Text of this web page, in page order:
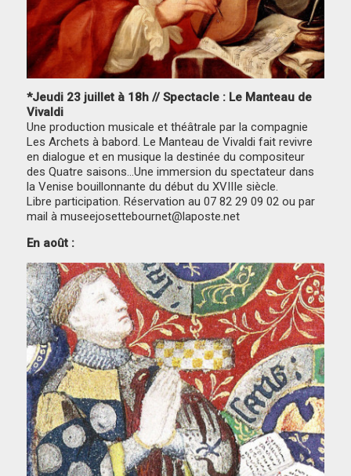
*Jeudi 23 juillet à 18h // Spectacle : Le Manteau de
Vivaldi
Une production musicale et théâtrale par la compagnie
Les Archets à babord. Le Manteau de Vivaldi fait revivre
en dialogue et en musique la destinée du compositeur
des Quatre saisons…Une immersion du spectateur dans
la Venise bouillonnante du début du XVIIIe siècle.
Libre participation. Réservation au 07 82 29 09 02 ou par
mail à museejosettebournet@laposte.net
En août :